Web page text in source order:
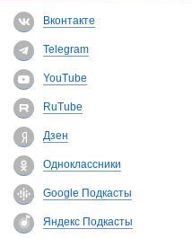
Вконтакте
Telegram
YouTube
RuTube
Дзен
Одноклассники
Google Подкасты
Яндекс Подкасты